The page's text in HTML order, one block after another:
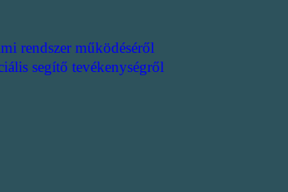
rendszer működéséről
segítő tevékenységről